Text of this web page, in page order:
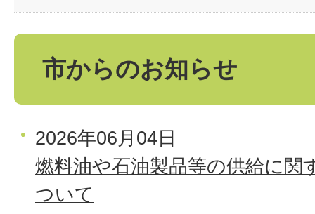
市からのお知らせ
2026年06月04日
燃料油や石油製品等の供給に関
ついて